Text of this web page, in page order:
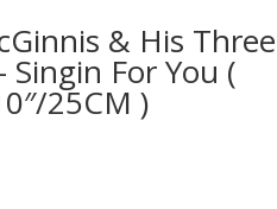
& His Three
Singin For You (
25CM )